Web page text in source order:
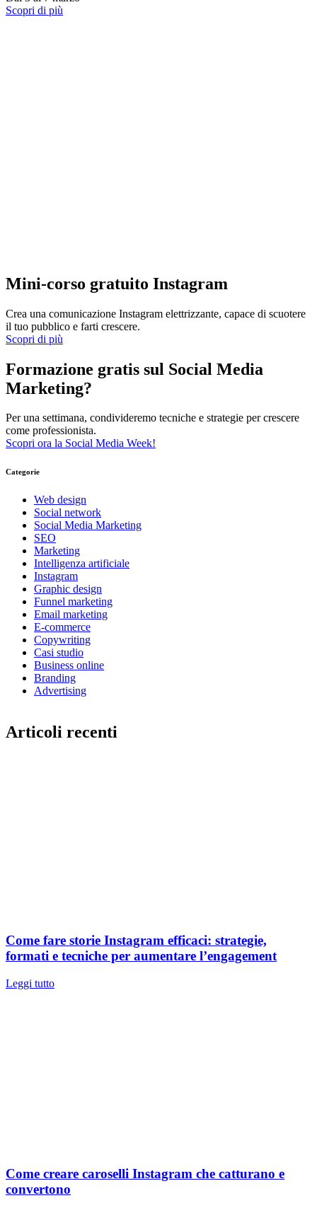
Scopri di più
Mini-corso gratuito Instagram
Crea una comunicazione Instagram elettrizzante, capace di scuotere
il tuo pubblico e farti crescere.
Scopri di più
Formazione gratis sul Social Media
Marketing?
Per una settimana, condivideremo tecniche e strategie per crescere
come professionista.
Scopri ora la Social Media Week!
Categorie
Web design
Social network
Social Media Marketing
SEO
Marketing
Intelligenza artificiale
Instagram
Graphic design
Funnel marketing
Email marketing
E-commerce
Copywriting
Casi studio
Business online
Branding
Advertising
Articoli recenti
Come fare storie Instagram efficaci: strategie,
formati e tecniche per aumentare l’engagement
Leggi tutto
Come creare caroselli Instagram che catturano e
convertono